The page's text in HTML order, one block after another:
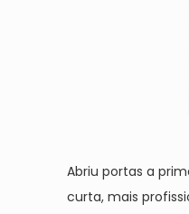
Abriu portas a
curta, mais